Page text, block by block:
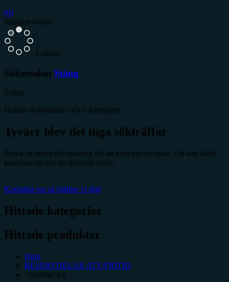
(0)
Tidigare kund?
Laddar..
Sökresultat Stäng
Söker...
Hittade 0 produkter och 0 kategorier.
Tyvärr blev det inga sökträffar
Prova att ändra din sökning för att hitta det du söker. Du kan alltid
kontakta oss om du behöver hjälp!
Kontakta oss så hjälper vi dig!
Hittade kategorier
Hittade produkter
Hem /
RESERVDELAR ATV/FRITID
/ Prefilter Kit